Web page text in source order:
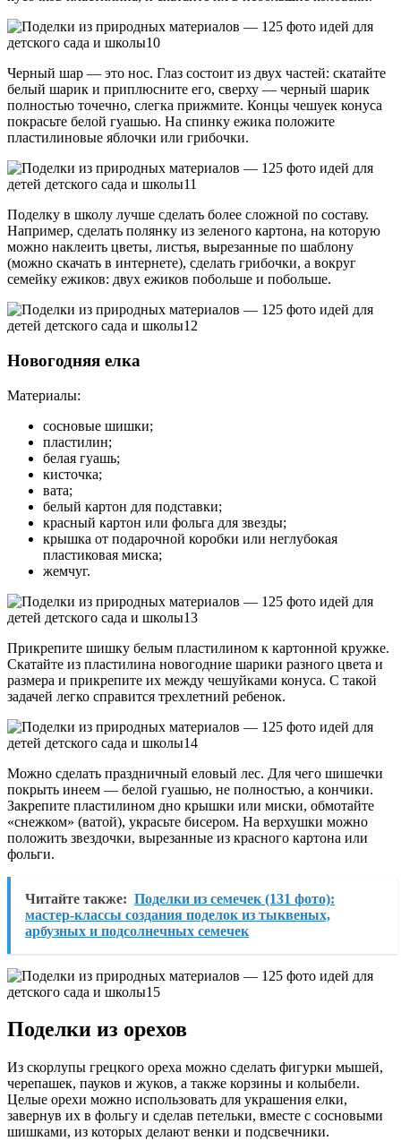
Черный шар — это нос. Глаз состоит из двух частей: скатайте
белый шарик и приплюсните его, сверху — черный шарик
полностью точечно, слегка прижмите. Концы чешуек конуса
покрасьте белой гуашью. На спинку ежика положите
пластилиновые яблочки или грибочки.
Поделку в школу лучше сделать более сложной по составу.
Например, сделать полянку из зеленого картона, на которую
можно наклеить цветы, листья, вырезанные по шаблону
(можно скачать в интернете), сделать грибочки, а вокруг
семейку ежиков: двух ежиков побольше и побольше.
Новогодняя елка
Материалы:
сосновые шишки;
пластилин;
белая гуашь;
кисточка;
вата;
белый картон для подставки;
красный картон или фольга для звезды;
крышка от подарочной коробки или неглубокая
пластиковая миска;
жемчуг.
Прикрепите шишку белым пластилином к картонной кружке.
Скатайте из пластилина новогодние шарики разного цвета и
размера и прикрепите их между чешуйками конуса. С такой
задачей легко справится трехлетний ребенок.
Можно сделать праздничный еловый лес. Для чего шишечки
покрыть инеем — белой гуашью, не полностью, а кончики.
Закрепите пластилином дно крышки или миски, обмотайте
«снежком» (ватой), украсьте бисером. На верхушки можно
положить звездочки, вырезанные из красного картона или
фольги.
Читайте также: Поделки из семечек (131 фото):
мастер-классы создания поделок из тыквеных,
арбузных и подсолнечных семечек
Поделки из орехов
Из скорлупы грецкого ореха можно сделать фигурки мышей,
черепашек, пауков и жуков, а также корзины и колыбели.
Целые орехи можно использовать для украшения елки,
завернув их в фольгу и сделав петельки, вместе с сосновыми
шишками, из которых делают венки и подсвечники.